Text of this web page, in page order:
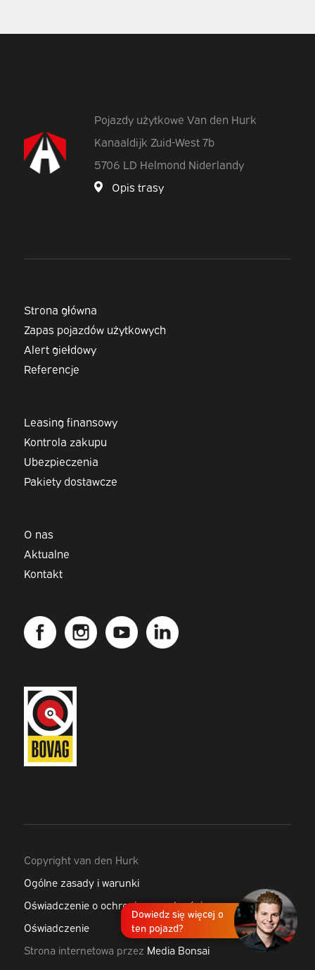
Dowiedz się więcej o
ten pojazd?
Pojazdy użytkowe Van den Hurk
Kanaaldijk Zuid-West 7b
5706 LD Helmond Niderlandy
Opis trasy
Strona główna
Zapas pojazdów użytkowych
Alert giełdowy
Referencje
Leasing finansowy
Kontrola zakupu
Ubezpieczenia
Pakiety dostawcze
O nas
Aktualne
Kontakt
Copyright van den Hurk
Ogólne zasady i warunki
Oświadczenie o ochronie prywatności
Oświadczenie
Strona internetowa przez Media Bonsai